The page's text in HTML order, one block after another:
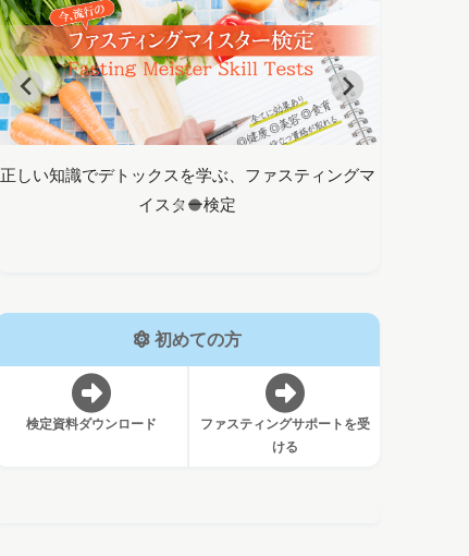
バイタルファスティングであなたの変化を全力で支
えます！
初めての方
検定資料ダウンロード
ファスティングサポートを受
ける